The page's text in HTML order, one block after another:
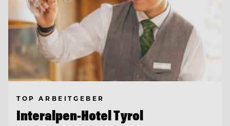
TOP ARBEITGEBER
Interalpen-Hotel Tyrol